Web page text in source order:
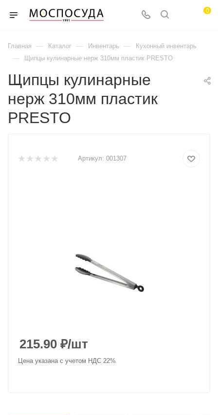
0
Главная — Каталог — Инвентарь — Кухонный инвентарь
— Щипцы кулинарные нерж 310мм пластик PRESTO
Щипцы кулинарные
нерж 310мм пластик
PRESTO
Артикул: 001307
215.90 ₽/шт
Цена указана с учетом НДС 22%